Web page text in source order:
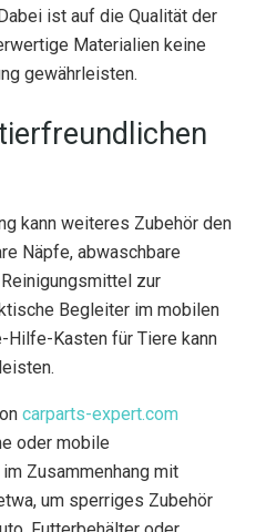
ist auf die Qualität der
Materialien keine
gewährleisten.
kann weiteres Zubehör den
Näpfe, abwaschbare
zur
Begleiter im mobilen
Hilfe-Kasten für Tiere kann
carparts-expert.com
oder mobile
Zusammenhang mit
um sperriges Zubehör